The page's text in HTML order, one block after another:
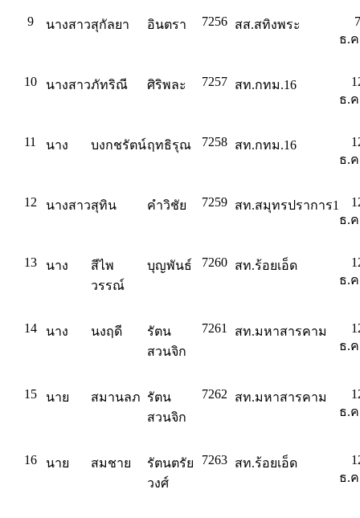
9 นางสาวสุกัลยา อินตรา 7256 สส.สทิงพระ
7
ธ.ค
10 นางสาวภัทริณี ศิริพละ 7257 สท.กทม.16
ธ.ค
11 นาง บงกชรัตน์ฤทธิรุณ 7258 สท.กทม.16
ธ.ค
12 นางสาวสุทิน คำวิชัย 7259 สท.สมุทรปราการ1
ธ.ค
13 นาง
สีไพ
วรรณ์
บุญพันธ์ 7260 สท.ร้อยเอ็ด
ธ.ค
14 นาง นงฤดี
รัตน
สวนจิก
7261 สท.มหาสารคาม
ธ.ค
15 นาย สมานลภ รัตน
สวนจิก
7262 สท.มหาสารคาม
ธ.ค
16 นาย สมชาย
รัตนตรัย
วงศ์
7263 สท.ร้อยเอ็ด
ธ.ค